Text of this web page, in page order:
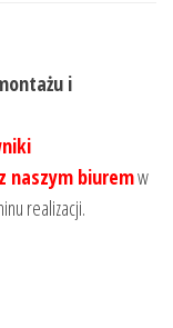
i
naszym biuremw
realizacji.